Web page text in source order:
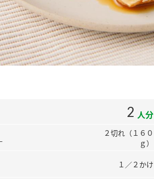
2 人分
２切れ（１６０
ｇ）
１／２かけ